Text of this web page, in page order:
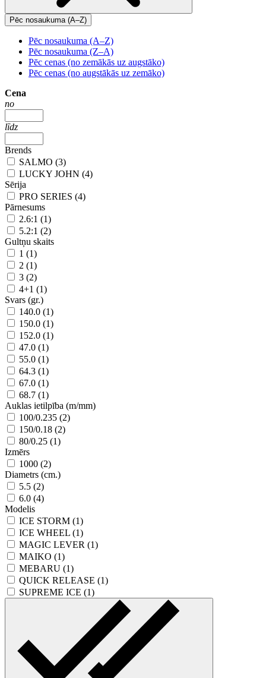
Pēc nosaukuma (A–Z)
Pēc nosaukuma (A–Z)
Pēc nosaukuma (Z–A)
Pēc cenas (no zemākās uz augstāko)
Pēc cenas (no augstākās uz zemāko)
Cena
no
līdz
Brends
SALMO (3)
LUCKY JOHN (4)
Sērija
PRO SERIES (4)
Pārnesums
2.6:1 (1)
5.2:1 (2)
Gultņu skaits
1 (1)
2 (1)
3 (2)
4+1 (1)
Svars (gr.)
140.0 (1)
150.0 (1)
152.0 (1)
47.0 (1)
55.0 (1)
64.3 (1)
67.0 (1)
68.7 (1)
Auklas ietilpība (m/mm)
100/0.235 (2)
150/0.18 (2)
80/0.25 (1)
Izmērs
1000 (2)
Diametrs (cm.)
5.5 (2)
6.0 (4)
Modelis
ICE STORM (1)
ICE WHEEL (1)
MAGIC LEVER (1)
MAIKO (1)
MEBARU (1)
QUICK RELEASE (1)
SUPREME ICE (1)